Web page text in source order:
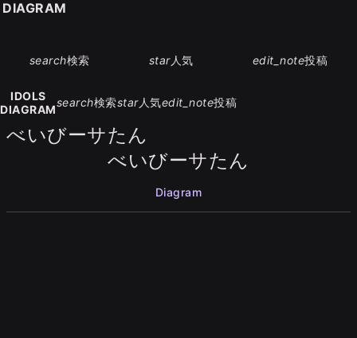
search検索 star人気 edit_note投稿
IDOLS
DIAGRAM
search検索star人気edit_note投稿
べいびーサたん
べいびーサたん
Diagram